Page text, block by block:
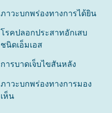
ภาวะบกพร่องทางการได้ยิน
โรคปลอกประสาทอักเสบ
ชนิดเอ็มเอส
การบาดเจ็บไขสันหลัง
ภาวะบกพร่องทางการมอง
เห็น